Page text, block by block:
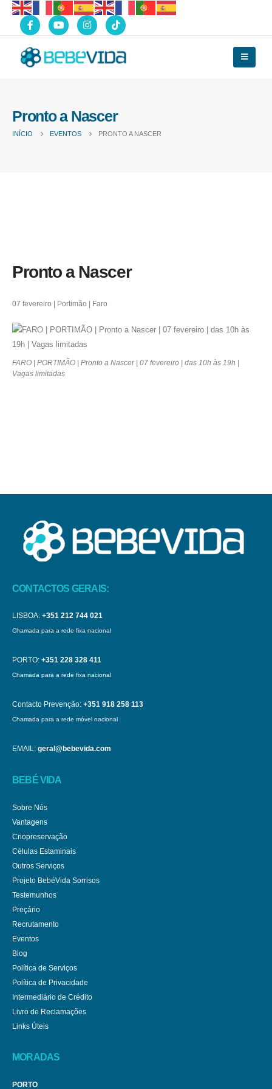
Pronto a Nascer
INÍCIO EVENTOS PRONTO A NASCER
Pronto a Nascer
07 fevereiro | Portimão | Faro
FARO | PORTIMÃO | Pronto a Nascer | 07 fevereiro | das 10h às 19h |
Vagas limitadas
CONTACTOS GERAIS:
LISBOA: +351 212 744 021
Chamada para a rede fixa nacional
PORTO: +351 228 328 411
Chamada para a rede fixa nacional
Contacto Prevenção: +351 918 258 113
Chamada para a rede móvel nacional
EMAIL: geral@bebevida.com
BEBÉ VIDA
Sobre Nós
Vantagens
Criopreservação
Células Estaminais
Outros Serviços
Projeto BebéVida Sorrisos
Testemunhos
Preçário
Recrutamento
Eventos
Blog
Política de Serviços
Política de Privacidade
Intermediário de Crédito
Livro de Reclamações
Links Úteis
MORADAS
PORTO